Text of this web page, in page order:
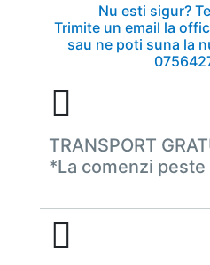
Nu esti sigur?
Trimite un email la
sau ne poti suna la
TRANSPORT
*La comenzi